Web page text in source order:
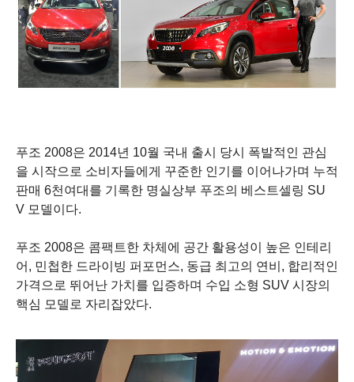
푸조 2008은 2014년 10월 국내 출시 당시 폭발적인 관심
을 시작으로 소비자들에게 꾸준한 인기를 이어나가며 누적
판매 6천여대를 기록한 명실상부 푸조의 베스트셀링 SU
V 모델이다.
푸조 2008은 콤팩트한 차체에 공간 활용성이 높은 인테리
어 , 민첩한 드라이빙 퍼포먼스, 동급 최고의 연비 , 합리적인
가격으로 뛰어난 가치를 입증하며 수입 소형 SUV 시장의
핵심 모델로 자리잡았다.